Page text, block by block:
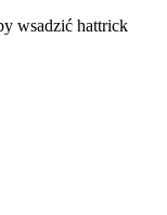
wsadzić hattrick